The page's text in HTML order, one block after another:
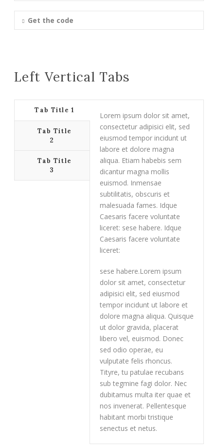
Get the code
Left Vertical Tabs
Tab Title 1
Tab Title
2
Tab Title
3
Lorem ipsum dolor sit amet,
consectetur adipisici elit, sed
eiusmod tempor incidunt ut
labore et dolore magna
aliqua. Etiam habebis sem
dicantur magna mollis
euismod. Inmensae
subtilitatis, obscuris et
malesuada fames. Idque
Caesaris facere voluntate
liceret: sese habere. Idque
Caesaris facere voluntate
liceret:
sese habere.Lorem ipsum
dolor sit amet, consectetur
adipisici elit, sed eiusmod
tempor incidunt ut labore et
dolore magna aliqua. Quisque
ut dolor gravida, placerat
libero vel, euismod. Donec
sed odio operae, eu
vulputate felis rhoncus.
Tityre, tu patulae recubans
sub tegmine fagi dolor. Nec
dubitamus multa iter quae et
nos invenerat. Pellentesque
habitant morbi tristique
senectus et netus.